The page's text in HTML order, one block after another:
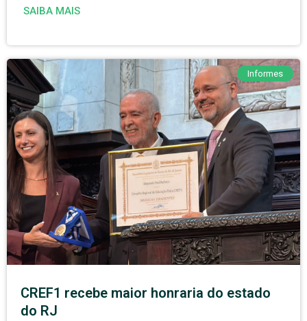
SAIBA MAIS
Informes
CREF1 recebe maior honraria do estado
do RJ